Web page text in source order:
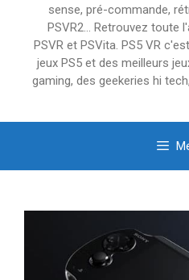
sense, pré-commande,
PSVR2… Retrouvez toute
PSVR et PSVita. PS5 VR
jeux PS5 et des meilleurs
gaming, des geekeries hi